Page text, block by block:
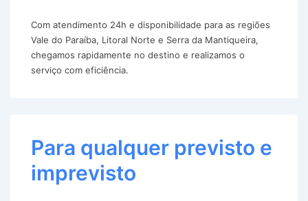
Com atendimento 24h e disponibilidade para as regiões
Vale do Paraíba, Litoral Norte e Serra da Mantiqueira,
chegamos rapidamente no destino e realizamos o
serviço com eficiência.
Para qualquer previsto e
imprevisto